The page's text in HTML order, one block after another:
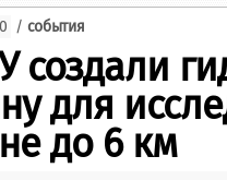
Торговая площадка
Доска объявлений
Продажа флота
Оборудование
Изделия
Материалы
Услуги
/ события
для
до 6 км